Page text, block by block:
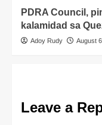
PDRA Council,
kalamidad sa
Adoy Rudy August
Leave a